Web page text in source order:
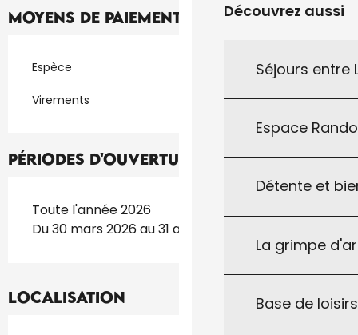
Découvrez aussi
Séjours entre
Espace
Détente et
La grimpe
Base de
Moyens de paiement
Espèce
Virements
Périodes d'ouverture
Toute l'année 2026
Du 30 mars 2026 au 31 août 2026
Localisation